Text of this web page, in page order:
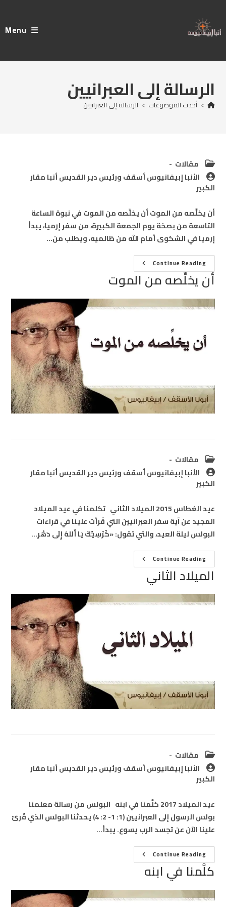
content
Menu
الرسالة إلى العبرانيين
> أحدث الموضوعات > الرسالة إلى العبرانيين
Post
category:
مقالات
Post
author:
الأنبا إبيفانيوس أسقف ورئيس دير القديس أنبا مقار
الكبير
أن يخلِّصه من الموت أن يخلِّصه من الموت في نبوة الساعة
التاسعة من بصخة يوم الجمعة الكبيرة، من سفر إرميا، يبدأ
إرميا في الشكوى أمام الله من ظالميه، ويطلب من…
Continue Readingأن
يخلِّصه
من
الموت
أن يخلِّصه من الموت
Post
category:
مقالات
Post
author:
الأنبا إبيفانيوس أسقف ورئيس دير القديس أنبا مقار
الكبير
عيد الغطاس 2015 الميلاد الثاني تكلمنا في عيد الميلاد
المجيد عن آية سفر العبرانيين التي قُرأت علينا في قراءات
البولس ليلة العيد، والتي تقول: «كُرْسِيُّكَ يَا أَللهُ إِلَى دَهْرِ…
Continue Readingالميلاد
الثانيالميلاد الثاني
Post
category:
مقالات
Post
author:
الأنبا إبيفانيوس أسقف ورئيس دير القديس أنبا مقار
الكبير
عيد الميلاد 2017 كلَّمنا في ابنه البولس من رسالة معلمنا
بولس الرسول إلى العبرانيين (1: 1- 2: 4) يحدثنا البولس الذي قُرئ
علينا الآن عن تجسد الرب يسوع. يبدأ…
Continue Readingكلَّمنا
في
ابنه
كلَّمنا في ابنه